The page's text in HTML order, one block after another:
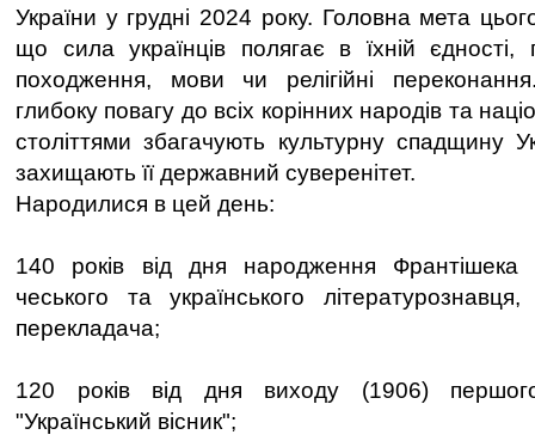
України у грудні 2024 року. Головна мета
що сила українців полягає в їхній єдності,
походження, мови чи релігійні
глибоку повагу до всіх корінних народів та
століттями збагачують культурну спадщину
захищають її державний суверенітет.
Народилися в цей день:
140 років від дня народження Франтішека
чеського та українського літературознавця,
перекладача;
120 років від дня виходу (1906)
"Український вісник";